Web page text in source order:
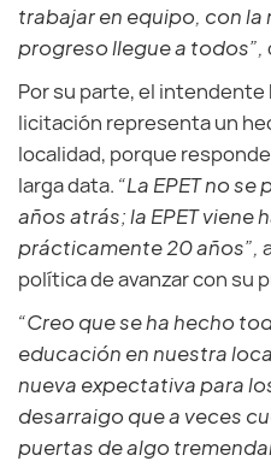
trabajar en equipo, con la
progreso llegue a todos”,
Por su parte, el
licitación representa un
localidad, porque
larga data. “La EPET no
años atrás; la EPET viene
prácticamente 20 años”,
política de avanzar con su
“Creo que se ha hecho
educación en nuestra
nueva expectativa para
desarraigo que a veces
puertas de algo